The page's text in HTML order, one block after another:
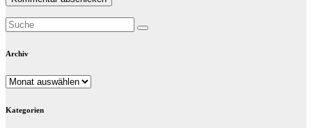
Archiv
Archiv
Kategorien